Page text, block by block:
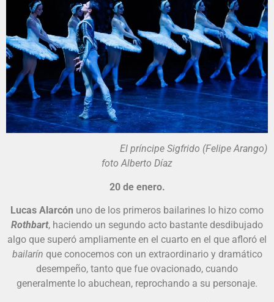
El príncipe Sigfrido (Felipe Arango)
foto Alberto Díaz
20 de enero.
Lucas Alarcón uno de los primeros bailarines lo hizo como
Rothbart, haciendo un segundo acto bastante desdibujado
algo que superó ampliamente en el cuarto en el que afloró el
bailarín que conocemos con un extraordinario y dramático
desempeño, tanto que fue ovacionado, cuando
generalmente lo abuchean, reprochando a su personaje.